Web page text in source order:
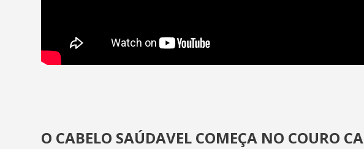
O CABELO SAÚDAVEL COMEÇA NO COURO